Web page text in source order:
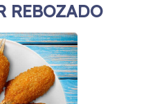
REBOZADO